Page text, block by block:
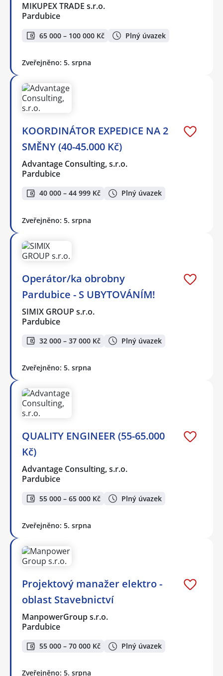
MIKUPEX TRADE s.r.o.
Pardubice
65 000 – 100 000 Kč Plný úvazek
Zveřejněno: 5. srpna
KOORDINÁTOR EXPEDICE NA 2
SMĚNY (40-45.000 Kč)
Advantage Consulting, s.r.o.
Pardubice
40 000 – 44 999 Kč Plný úvazek
Zveřejněno: 5. srpna
Operátor/ka obrobny
Pardubice - S UBYTOVÁNÍM!
SIMIX GROUP s.r.o.
Pardubice
32 000 – 37 000 Kč Plný úvazek
Zveřejněno: 5. srpna
QUALITY ENGINEER (55-65.000
Kč)
Advantage Consulting, s.r.o.
Pardubice
55 000 – 65 000 Kč Plný úvazek
Zveřejněno: 5. srpna
Projektový manažer elektro -
oblast Stavebnictví
ManpowerGroup s.r.o.
Pardubice
55 000 – 70 000 Kč Plný úvazek
Zveřejněno: 5. srpna